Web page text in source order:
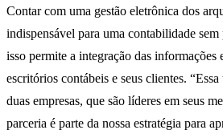
Contar com uma gestão eletrônica dos
indispensável para uma contabilidade
isso permite a integração das informações
escritórios contábeis e seus clientes.
duas empresas, que são líderes em seus
parceria é parte da nossa estratégia para